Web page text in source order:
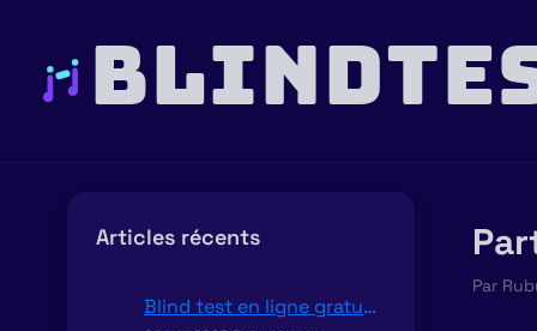
Articles récents
Blind test en ligne gratuit et multijoueur : le guide pour jouer entre amis
Par